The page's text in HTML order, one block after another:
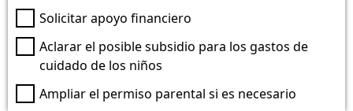
Solicitar apoyo financiero
Aclarar el posible subsidio para los gastos de
cuidado de los niños
Ampliar el permiso parental si es necesario